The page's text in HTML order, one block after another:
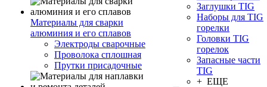
Материалы для сварки
алюминия и его сплавов
Электроды сварочные
Проволока сплошная
Прутки присадочные
Заглушки TIG
Наборы для TIG
горелки
Головки TIG
горелок
Запасные части
TIG
+ ЕЩЕ